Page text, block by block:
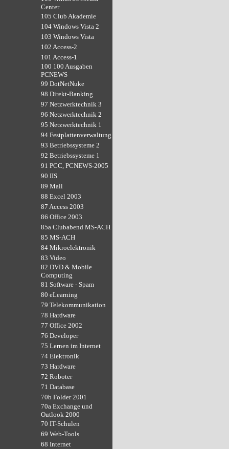
Center
105 Club Akademie
104 Windows Vista 2
103 Windows Vista
102 Access-2
101 Access-1
100 100 Ausgaben
PCNEWS
99 DotNetNuke
98 Direkt-Banking
97 Netzwerktechnik 3
96 Netzwerktechnik 2
95 Netzwerktechnik 1
94 Festplattenverwaltung
93 Betriebssysteme 2
92 Betriebssysteme 1
91 PCC, PCNEWS-2005
90 IIS
89 Mail
88 Excel 2003
87 Access 2003
86 Office 2003
85a Clubabend MS-ACH
85 MS-ACH
84 Mikroelektronik
83 Video
82 DVD & Mobile
Computing
81 Software - Spam
80 eLearning
79 Telekommunikation
78 Hardware
77 Office 2002
76 Developer
75 Lernen im Internet
74 Elektronik
73 Hardware
72 Roboter
71 Database
70b Folder 2001
70a Exchange und
Outlook 2000
70 IT-Schulen
69 Web-Tools
68 Internet